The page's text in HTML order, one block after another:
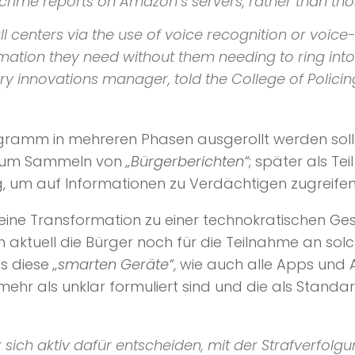
centers via the use of voice recognition or
they need without them needing to ring into
innovations manager, told the College of
in mehreren Phasen ausgerollt werden
Sammeln von„Bürgerberichten“; später als
um auf Informationen zu Verdächtigen
Transformation zu einer technokratischen
aktuell die Bürger noch für die Teilnahme an
diese„smarten Geräte“, wie auch alle Apps und
als unklar formuliert sind und die als
aktiv dafür entscheiden, mit der